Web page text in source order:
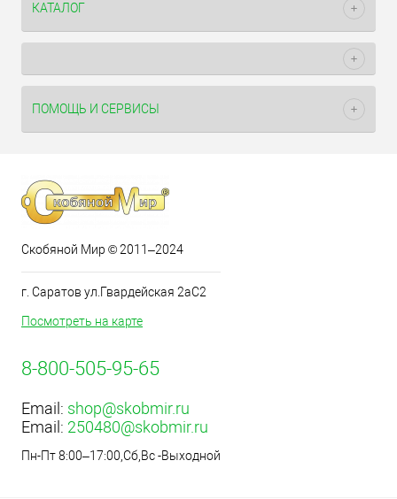
КАТАЛОГ
ПОМОЩЬ И СЕРВИСЫ
Скобяной Мир © 2011–2024
г. Саратов ул.Гвардейская 2аС2
Посмотреть на карте
8-800-505-95-65
Email: shop@skobmir.ru
Email: 250480@skobmir.ru
Пн-Пт 8:00–17:00,Сб,Вс -Выходной